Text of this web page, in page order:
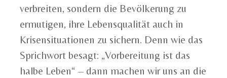
verbreiten, sondern die Bevölkerung zu
ermutigen, ihre Lebensqualität auch in
Krisensituationen zu sichern. Denn wie das
Sprichwort besagt: „Vorbereitung ist das
halbe Leben“ – dann machen wir uns an die